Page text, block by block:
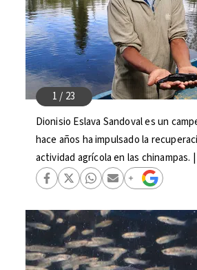
Dionisio Eslava Sandoval es un
hace años ha impulsado la
actividad agrícola en las chinampas.